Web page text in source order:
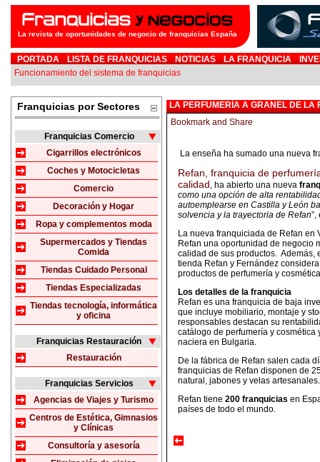
La revista de oportunidades de negocio de franquicias España
PORTADA LISTA DE FRANQUICIAS NOTICIAS LA FRANQUICIA
Funcionamiento del sistema de franquicias
Franquicias por Sectores
Franquicias Comercio
Cigarrillos electrónicos
Coches y Motocicletas
Comercio
Decoración y Hogar
Ropa y complementos moda
Supermercados y Tiendas
Comida
Tiendas Cuidado Personal
Tiendas Especializadas
Tiendas tecnología, informática
y oficina
Franquicias Restauración
Restauración
Franquicias Servicios
Agencias de Viajes y Turismo
Centros de Estética, Gimnasios
y Clínicas
Consultoría y asesoría
LA PERFUMERÍA A GRANEL DE LA
La enseña ha sumado una nueva
Refan, franquicia de
calidad, ha abierto una nueva
como una opción de alta
autoemplearse en Castilla y León
solvencia y la trayectoria de Refan
La nueva franquiciada de Refan en
Refan una oportunidad de negocio
calidad de sus productos. Además,
tienda Refan y Fernández
productos de perfumería y
Los detalles de la franquicia
Refan es una franquicia de baja
que incluye mobiliario, montaje y
responsables destacan su
catálogo de perfumería y
naciera en Bulgaria.
De la fábrica de Refan salen cada
franquicias de Refan disponen de
natural, jabones y velas
Refan tiene 200 franquicias en
países de todo el mundo.